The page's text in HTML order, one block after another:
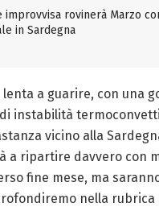
improvvisa rovinerà Marzo
in Sardegna
a guarire, con una
instabilità
vicino alla
a ripartire davvero con
fine mese, ma
nella rubrica